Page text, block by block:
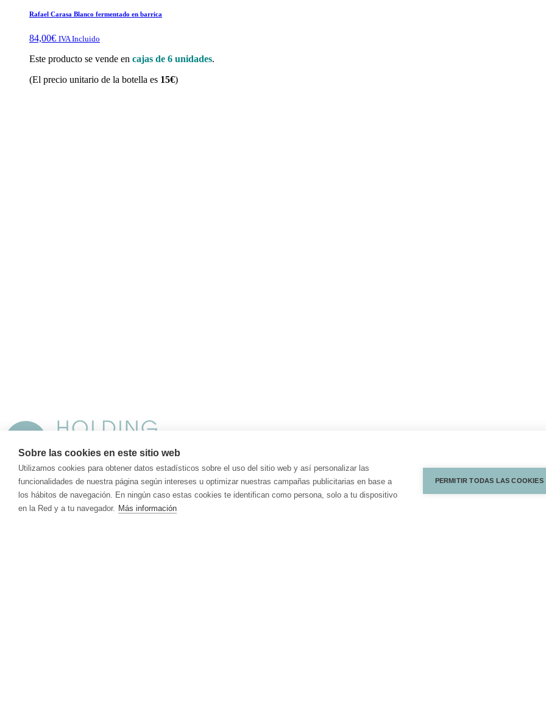
Rafael Carasa Blanco fermentado en barrica
84,00€ IVA Incluido
Este producto se vende en cajas de 6 unidades.
(El precio unitario de la botella es 15€)
Calle Diesel, 15
P.I. San Marcos - 28906 Getafe (Madrid)
Sobre las cookies en este sitio web
Utilizamos cookies para obtener datos estadísticos sobre el uso del sitio web y así personalizar las
funcionalidades de nuestra página según intereses u optimizar nuestras campañas publicitarias en base a
los hábitos de navegación. En ningún caso estas cookies te identifican como persona, solo a tu dispositivo
en la Red y a tu navegador. Más información
PERMITIR TODAS LAS COOKIES